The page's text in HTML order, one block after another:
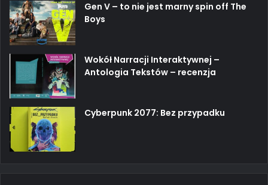
Gen V – to nie jest marny spin off The
Boys
Wokół Narracji Interaktywnej –
Antologia Tekstów – recenzja
Cyberpunk 2077: Bez przypadku